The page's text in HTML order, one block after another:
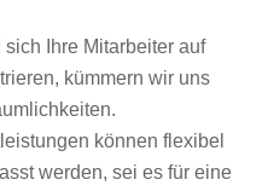
sich Ihre Mitarbeiter auf
kümmern wir uns
können flexibel
werden, sei es für eine